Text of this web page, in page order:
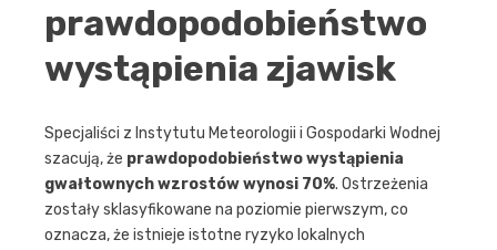
prawdopodobieństwo
wystąpienia zjawisk
Specjaliści z Instytutu Meteorologii i Gospodarki Wodnej
szacują, że prawdopodobieństwo wystąpienia
gwałtownych wzrostów wynosi 70%. Ostrzeżenia
zostały sklasyfikowane na poziomie pierwszym, co
oznacza, że istnieje istotne ryzyko lokalnych